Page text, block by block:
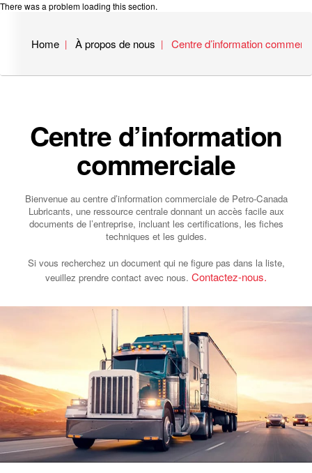
There was a problem loading this section.
Home À propos de nous Centre d’information
Centre d’information
commerciale
Bienvenue au centre d’information commerciale de Petro‑Canada
Lubricants, une ressource centrale donnant un accès facile aux
documents de l’entreprise, incluant les certifications, les fiches
techniques et les guides.
Si vous recherchez un document qui ne figure pas dans la liste,
veuillez prendre contact avec nous. Contactez-nous.